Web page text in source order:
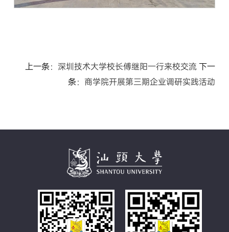
上一条： 深圳技术大学校长傅继阳一行来校交流 下一
条： 商学院开展第三期企业调研实践活动